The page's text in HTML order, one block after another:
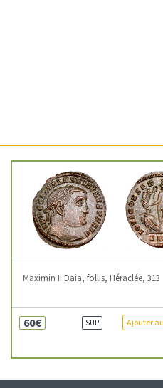
Maximin II Daia, follis, Héraclée, 313
60€ SUP Ajouter